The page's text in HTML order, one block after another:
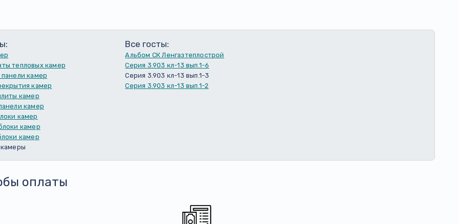
тепловых камер
камер
камер
камер
камер
камер
камер
камер
Все госты:
Альбом СК Ленгазтеплострой
Серия 3.903 кл-13 вып.1-6
Серия 3.903 кл-13 вып.1-3
Серия 3.903 кл-13 вып.1-2
оплаты